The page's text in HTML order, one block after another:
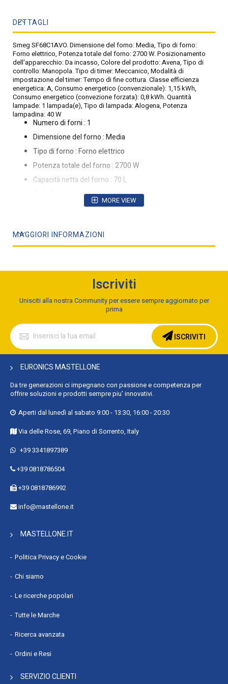
DETTAGLI
Smeg SF68C1AVO. Dimensione del forno: Media, Tipo di forno:
Forno elettrico, Potenza totale del forno: 2700 W. Posizionamento
dell'apparecchio: Da incasso, Colore del prodotto: Avena, Tipo di
controllo: Manopola. Tipo di timer: Meccanico, Modalità di
impostazione del timer: Tempo di fine cottura. Classe efficienza
energetica: A, Consumo energetico (convenzionale): 1,15 kWh,
Consumo energetico (convezione forzata): 0,8 kWh. Quantità
lampade: 1 lampada(e), Tipo di lampada: Alogena, Potenza
lampadina: 40 W
Numero di forni : 1
Dimensione del forno : Media
Tipo di forno : Forno elettrico
Potenza totale del forno : 2700 W
Capacità netta del forno : 70 L
Cottura a convezione : Sì
Metodo di cottura in forno : Termoventilato
Tecnologia di pulizia : EverClean
Numero di ripiani : 5 ripiani
Posizionamento dell'apparecchio : Da incasso
Colore del prodotto : Avena
Tipo di controllo : Manopola
Posizione di controllo : Frontale
Colore del manico : Ottone
Cerniera porta : In basso
Materiale della porta : Vetro
Apertura della porta del forno : Apertura dall'alto in basso
Porta di vetro rimovibile : Sì
Numero di pannelli di vetro : 3
Wi-Fi comandato : No
Modalità di impostazione del timer : Tempo di fine cottura
Facile da pulire : Sì
Spegnimento automatico : Sì
Consumo energetico (convezione forzata) : 0,8 kWh
Scala di efficienza energetica : Da A+++ a D
Tensione di ingresso AC : 220 - 240 V
MORE VIEW
MAGGIORI INFORMAZIONI
Iscriviti
Unisciti alla nostra Community per essere sempre aggiornato per
prima
Iscriviti
alla
nostra
Newsletter:
ISCRIVITI
EURONICS MASTELLONE
Da tre generazioni ci impegnano con passione e competenza per
offrire soluzioni e prodotti sempre piu’ innovativi.
Aperti dal lunedì al sabato 9:00 - 13:30, 16:00 - 20:30
Via delle Rose, 69, Piano di Sorrento, Italy
+39 3341897389
+39 0818786504
+39 0818786992
info@mastellone.it
MASTELLONE.IT
Politica Privacy e Cookie
Chi siamo
Le ricerche popolari
Tutte le Marche
Ricerca avanzata
Ordini e Resi
SERVIZIO CLIENTI